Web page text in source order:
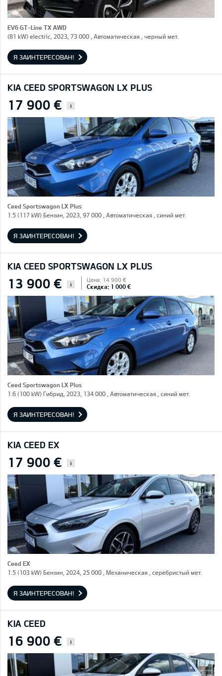
EV6 GT-Line TX AWD
(81 kW) electric, 2023, 73 000 , Автоматическая , черный мет.
Я ЗАИНТЕРЕСОВАН!
KIA CEED SPORTSWAGON LX PLUS
17 900 € i
Ceed Sportswagon LX Plus
1.5 (117 kW) Бензин, 2023, 97 000 , Автоматическая , синий мет.
Я ЗАИНТЕРЕСОВАН!
KIA CEED SPORTSWAGON LX PLUS
13 900 € i
Цена: 14 900 €
Скидка: 1 000 €
Ceed Sportswagon LX Plus
1.6 (100 kW) Гибрид, 2023, 134 000 , Автоматическая , синий мет.
Я ЗАИНТЕРЕСОВАН!
KIA CEED EX
17 900 € i
Ceed EX
1.5 (103 kW) Бензин, 2024, 25 000 , Механическая , серебристый мет.
Я ЗАИНТЕРЕСОВАН!
KIA CEED
16 900 € i